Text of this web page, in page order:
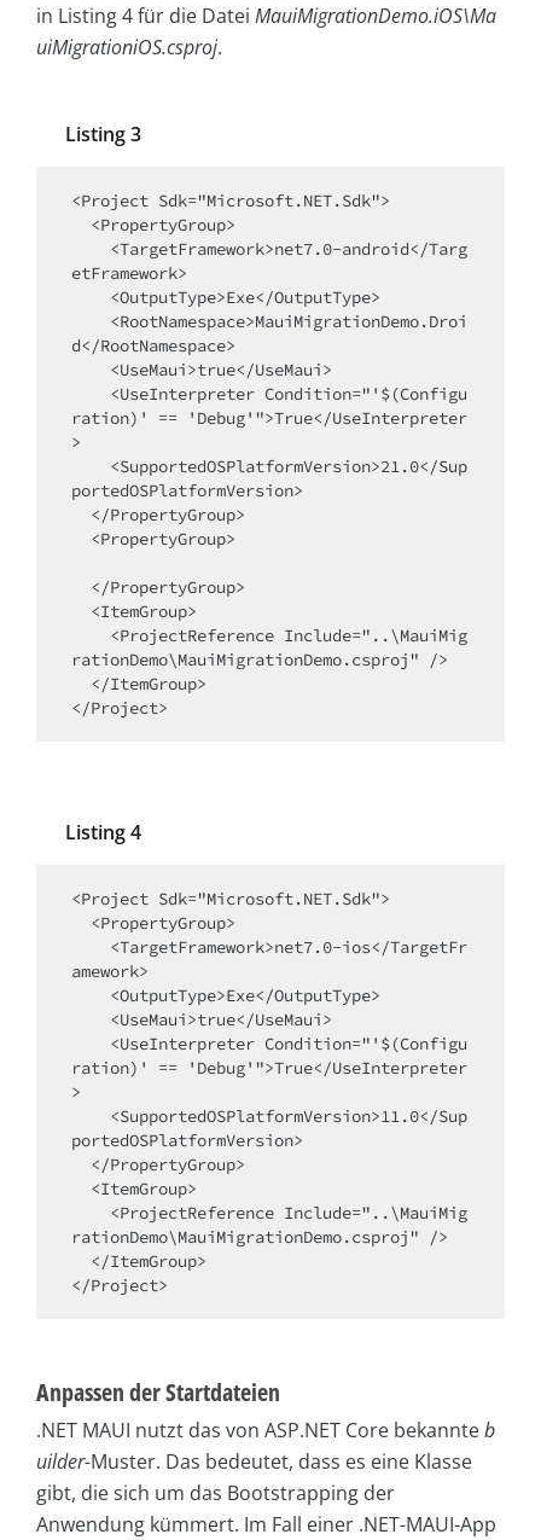
in Listing 4 für die Datei MauiMigrationDemo.iOS\Ma
uiMigrationiOS.csproj.
Listing 3
<Project Sdk="Microsoft.NET.Sdk">
etFramework>
d</RootNamespace>
ration)' == 'Debug'">True</UseInterpreter
>
portedOSPlatformVersion>
rationDemo\MauiMigrationDemo.csproj" />
</Project>
Listing 4
<Project Sdk="Microsoft.NET.Sdk">
amework>
ration)' == 'Debug'">True</UseInterpreter
>
portedOSPlatformVersion>
rationDemo\MauiMigrationDemo.csproj" />
</Project>
Anpassen der Startdateien
.NET MAUI nutzt das von ASP.NET Core bekannteb
uilder-Muster. Das bedeutet, dass es eine Klasse
gibt, die sich um das Bootstrapping der
Anwendung kümmert. Im Fall einer .NET-MAUI-App